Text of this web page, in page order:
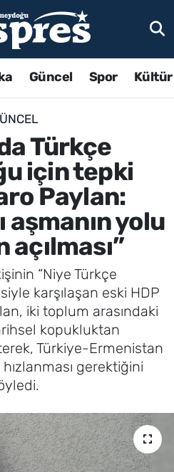
Güncel Spor
Türkçe
için tepki
Paylan:
aşmanın yolu
açılması”
“Niye Türkçe
karşılaşan eski HDP
iki toplum arasındaki
kopukluktan
Türkiye-Ermenistan
gerektiğini